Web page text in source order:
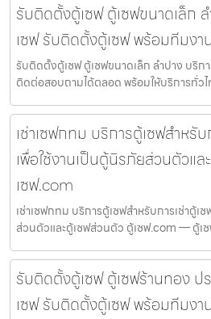
รับติดตั้งตู้เซฟ ตู้เซฟขนาดเล็ก
เซฟ รับติดตั้งตู้เซฟ พร้อมทีมง
รับติดตั้งตู้เซฟ ตู้เซฟขนาดเล็ก ลำปาง บริก
ติดต่อสอบถามได้ตลอด พร้อมให้บริการทั่ว
เช่าเซฟกทม บริการตู้เซฟสำหรั
เพื่อใช้งานเป็นตู้นิรภัยส่วนตัวแ
เซฟ.com
เช่าเซฟกทม บริการตู้เซฟสำหรับการเช่าตู้เ
ส่วนตัวและตู้เซฟส่วนตัว ตู้เซฟ.com — ตู้เซ
รับติดตั้งตู้เซฟ ตู้เซฟร้านทอง ป
เซฟ รับติดตั้งตู้เซฟ พร้อมทีมง